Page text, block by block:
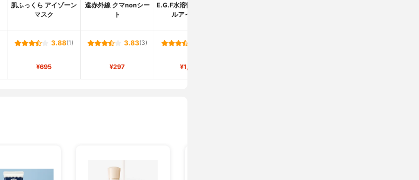
肌ふっくら アイゾーン
マスク
遠赤外線 クマnonシー
ト
E.G.F水溶性ハイドロゲ
ルアイパッチ
3.88(1) 3.83(3)
¥695 ¥297 ¥1,800